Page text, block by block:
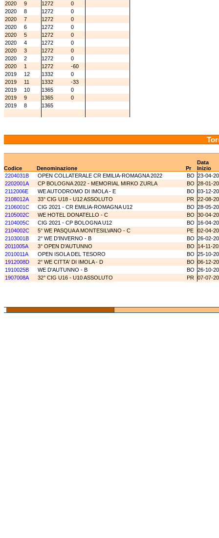
2020
9 1272
0
2020
8 1272
0
2020
7 1272
0
2020
6 1272
0
2020
5 1272
0
2020
4 1272
0
2020
3 1272
0
2020
2 1272
0
2020
1 1272
-60
2019
12 1332
0
2019
11 1332
-33
2019
10 1365
0
2019
9 1365
0
2019
8 1365
Data
Codice
Denominazione Pr
Inizio
2204031B
OPEN COLLATERALE CR EMILIA-ROMAGNA 2022 BO 23-04-
2202001A
CP BOLOGNA 2022 - MEMORIAL MIRKO ZURLA BO 28-01-
2112006E
WE AUTODROMO DI IMOLA - E BO 03-12-
2108012A
33° CIG U18 - U12 ASSOLUTO PR 22-08-
2106001C
CIG 2021 - CR EMILIA-ROMAGNA U12 BO 28-05-
2105002C
WE HOTEL DONATELLO - C BO 30-04-
2104005C
CIG 2021 - CP BOLOGNA U12 BO
16-04-
2104002C
5° WE PASQUA A MONTESILVANO - C PE
02-04-
2103001B
2° WE D'INVERNO - B BO 26-02-
2011005A
3° OPEN D'AUTUNNO BO
14-11-
2010011A
OPEN ISOLA DEL TESORO BO 25-10-
1912008D
2° WE CITTA' DI IMOLA - D BO 06-12-
1910025B
WE D'AUTUNNO - B BO 26-10-
1907008A
32° CIG U16 - U10 ASSOLUTO PR 07-07-